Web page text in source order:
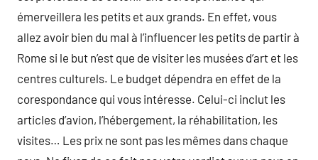
émerveillera les petits et aux grands. En effet, vous
allez avoir bien du mal à l’influencer les petits de partir à
Rome si le but n’est que de visiter les musées d’art et les
centres culturels. Le budget dépendra en effet de la
corespondance qui vous intéresse. Celui-ci inclut les
articles d’avion, l’hébergement, la réhabilitation, les
visites… Les prix ne sont pas les mêmes dans chaque